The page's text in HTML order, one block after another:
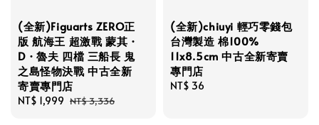
(全新)Figuarts ZERO正
版 航海王 超激戰 蒙其・
D・魯夫 四檔 三船長 鬼
之島怪物決戰 中古全新
寄賣專門店
Sale
NT$ 1,999 Regular
NT$ 3,336
(全新)chiuyi 輕巧零錢包
台灣製造 棉100%
11x8.5cm 中古全新寄賣
專門店
Regular
NT$ 36